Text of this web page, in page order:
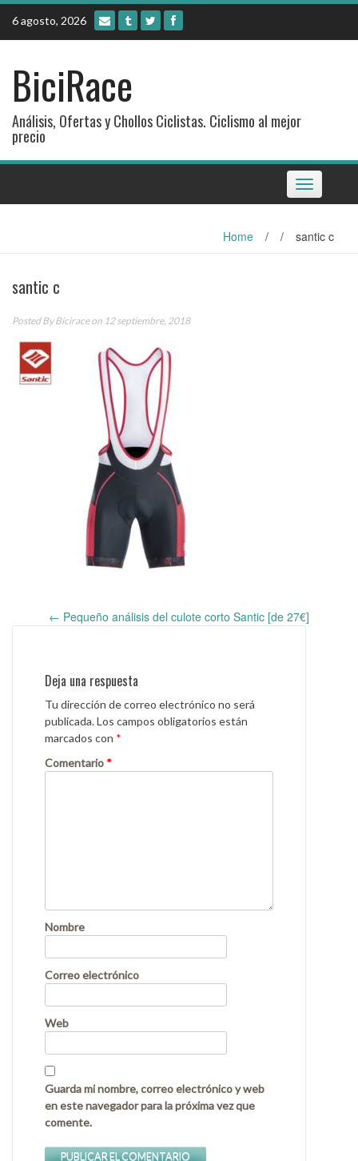
Skip
content
6 agosto, 2026
BiciRace
Análisis, Ofertas y Chollos Ciclistas. Ciclismo al mejor
precio
Toggle
navigation
Home / / santic c
santic c
Posted ByBiciraceon 12 septiembre, 2018
Post
← Pequeño análisis del culote corto Santic [de 27€]
Deja una respuesta
Tu dirección de correo electrónico no será
publicada.Los campos obligatorios están
marcados con *
Comentario *
Nombre
Correo electrónico
Web
Guarda mi nombre, correo electrónico y web
en este navegador para la próxima vez que
comente.